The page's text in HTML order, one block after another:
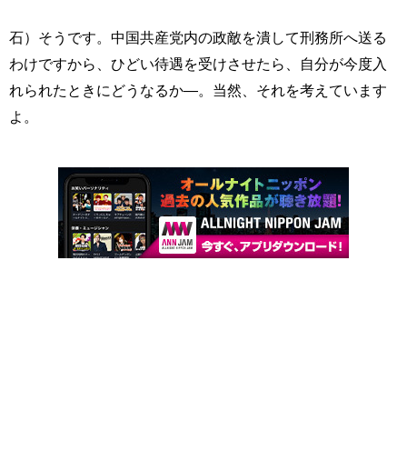
石）そうです。中国共産党内の政敵を潰して刑務所へ送る
わけですから、ひどい待遇を受けさせたら、自分が今度入
れられたときにどうなるか―。当然、それを考えています
よ。